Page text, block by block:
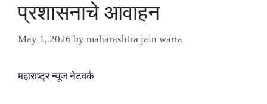
प्रशासनाचे आवाहन
May 1, 2026 by maharashtra jain warta
महाराष्ट्र न्यूज नेटवर्क